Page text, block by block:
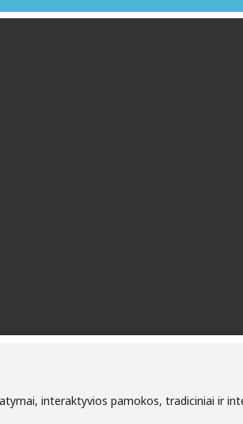
interaktyvios pamokos, tradiciniai ir